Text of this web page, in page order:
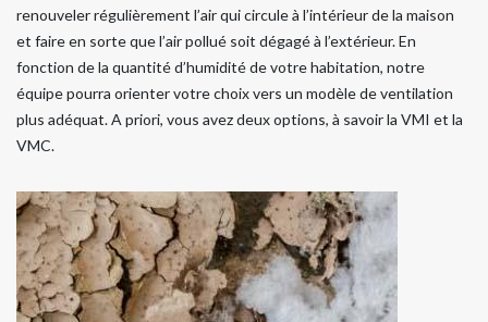
renouveler régulièrement l’air qui circule à l’intérieur de la maison
et faire en sorte que l’air pollué soit dégagé à l’extérieur. En
fonction de la quantité d’humidité de votre habitation, notre
équipe pourra orienter votre choix vers un modèle de ventilation
plus adéquat. A priori, vous avez deux options, à savoir la VMI et la
VMC.